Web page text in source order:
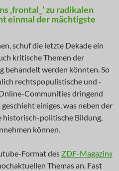
‚frontal_‘ zu radikalen
einmal der mächtigste
schuf die letzte Dekade ein
kritische Themen der
behandelt werden könnten. So
rechtspopulistische und -
Communities dringend
einiges, was neben der
historisch-politische Bildung,
können.
Format des ZDF-Magazins
Themas an. Fast